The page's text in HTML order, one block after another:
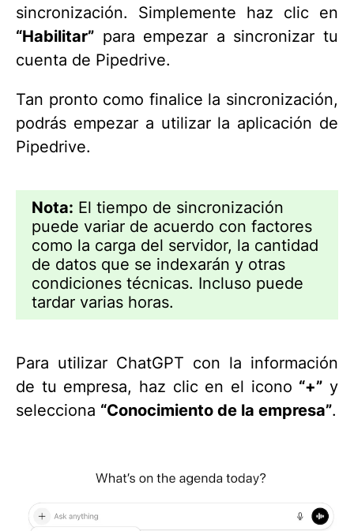
sincronización. Simplemente haz clic en
“Habilitar” para empezar a sincronizar tu
cuenta de Pipedrive.
Tan pronto como finalice la sincronización,
podrás empezar a utilizar la aplicación de
Pipedrive.
Nota: El tiempo de sincronización
puede variar de acuerdo con factores
como la carga del servidor, la cantidad
de datos que se indexarán y otras
condiciones técnicas. Incluso puede
tardar varias horas.
Para utilizar ChatGPT con la información
de tu empresa, haz clic en el icono “+” y
selecciona “Conocimiento de la empresa”.